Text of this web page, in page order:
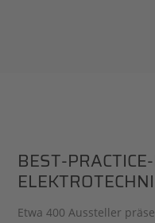
BEST-
Etwa 400 Aussteller